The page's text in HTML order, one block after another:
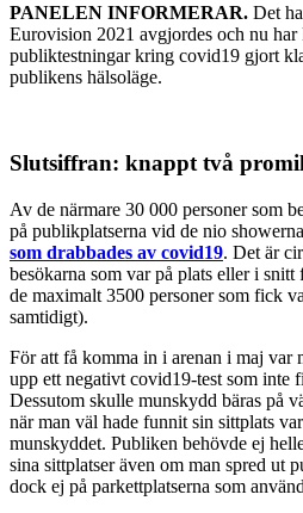
PANELEN INFORMERAR. Det
Eurovision 2021 avgjordes och nu
publiktestningar kring covid19 gjort
publikens hälsoläge.
Slutsiffran: knappt två
Av de närmare 30 000 personer som
på publikplatserna vid de nio showerna
som drabbades av covid19. Det är
besökarna som var på plats eller i
de maximalt 3500 personer som fick
samtidigt).
För att få komma in i arenan i maj var
upp ett negativt covid19-test som inte
Dessutom skulle munskydd bäras på
när man väl hade funnit sin sittplats
munskyddet. Publiken behövde ej
sina sittplatser även om man spred ut
dock ej på parkettplatserna som